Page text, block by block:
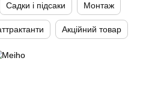
Садки і підсаки Монтаж
Акційний товар